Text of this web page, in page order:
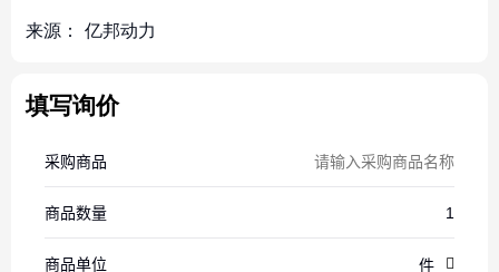
来源： 亿邦动力
填写询价